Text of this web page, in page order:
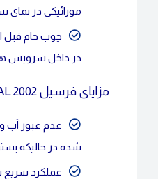
موزائیکی در نمای
چوب خام قبل
در داخل سرویس
مزایای فرسیل FARSEAL 2002
عدم عبور آب
شده در حالیکه بستر
عملکرد سریع